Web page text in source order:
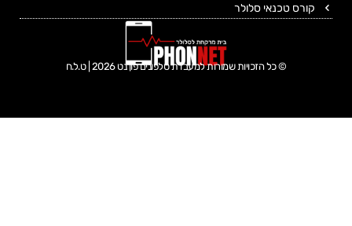
קורס טכנאי סלולר
© כל הזכויות שמורות למעבדת טלפונים פון נט 2026 | ט.ל.ח